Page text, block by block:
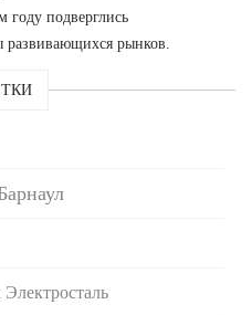
подверглись
рынков.